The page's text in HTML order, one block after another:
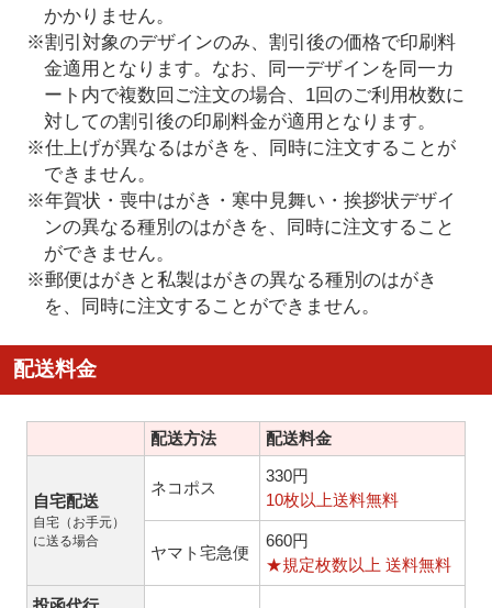
かかりません。
※割引対象のデザインのみ、割引後の価格で印刷料
金適用となります。なお、同一デザインを同一カ
ート内で複数回ご注文の場合、1回のご利用枚数に
対しての割引後の印刷料金が適用となります。
※仕上げが異なるはがきを、同時に注文することが
できません。
※年賀状・喪中はがき・寒中見舞い・挨拶状デザイ
ンの異なる種別のはがきを、同時に注文すること
ができません。
※郵便はがきと私製はがきの異なる種別のはがき
を、同時に注文することができません。
配送料金
配送方法 配送料金
自宅配送
自宅（お手元）
に送る場合
ネコポス
330円
10枚以上送料無料
ヤマト宅急便
660円
★規定枚数以上 送料無料